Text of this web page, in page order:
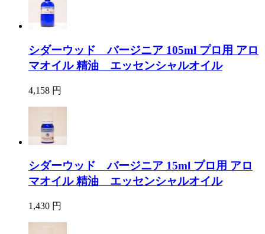
シダーウッド バージニア 105ml プロ用 アロ
マオイル 精油 エッセンシャルオイル
4,158 円
シダーウッド バージニア 15ml プロ用 アロ
マオイル 精油 エッセンシャルオイル
1,430 円